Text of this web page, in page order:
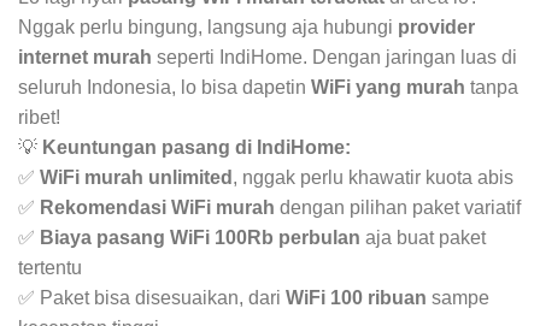
Nggak perlu bingung, langsung aja hubungi provider
internet murah seperti IndiHome. Dengan jaringan luas di
seluruh Indonesia, lo bisa dapetin WiFi yang murah tanpa
ribet!
💡 Keuntungan pasang di IndiHome:
✅ WiFi murah unlimited , nggak perlu khawatir kuota abis
✅ Rekomendasi WiFi murah dengan pilihan paket variatif
✅ Biaya pasang WiFi 100Rb perbulan aja buat paket
tertentu
✅ Paket bisa disesuaikan, dari WiFi 100 ribuan sampe